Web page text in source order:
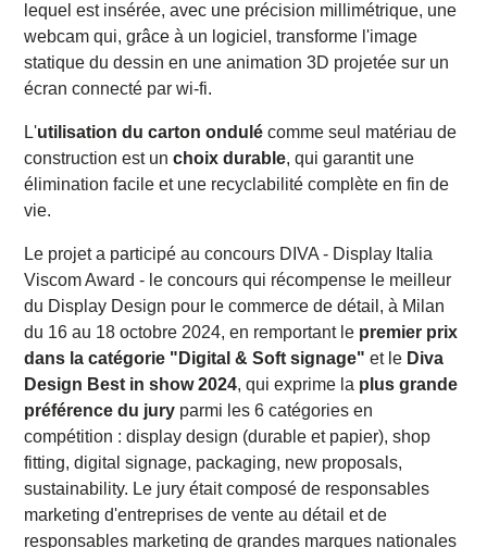
lequel est insérée, avec une précision millimétrique, une
webcam qui, grâce à un logiciel, transforme l'image
statique du dessin en une animation 3D projetée sur un
écran connecté par wi-fi.
L'utilisation du carton ondulé comme seul matériau de
construction est unchoix durable, qui garantit une
élimination facile et une recyclabilité complète en fin de
vie.
Le projet a participé au concours DIVA - Display Italia
Viscom Award - le concours qui récompense le meilleur
du Display Design pour le commerce de détail, à Milan
du 16 au 18 octobre 2024, en remportant le premier prix
dans la catégorie "Digital & Soft signage" et le Diva
Design Best in show 2024, qui exprime la plus grande
préférence du jury parmi les 6 catégories en
compétition : display design (durable et papier), shop
fitting, digital signage, packaging, new proposals,
sustainability. Le jury était composé de responsables
marketing d'entreprises de vente au détail et de
responsables marketing de grandes marques nationales